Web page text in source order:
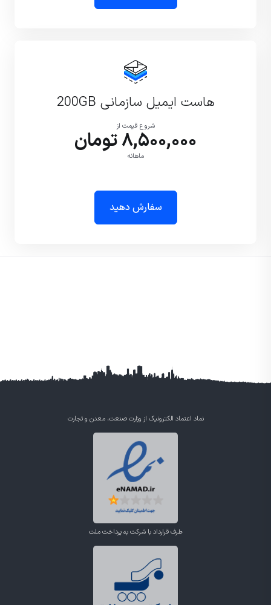
هاست ایمیل سازمانی 200GB
شروع قیمت از
8,500,000 تومان
ماهانه
سفارش دهید
نماد اعتماد الکترونیک از وزارت صنعت، معدن و تجارت
طرف قرارداد با شرکت به پرداخت ملت